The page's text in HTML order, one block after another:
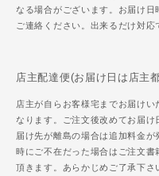
なる場合がございます。お届け
ご連絡ください。出来るだけ対応
店主配達便(お届け日は店主
店主が自らお客様宅までお届け
なります。ご注文後改めてお届
届け先が離島の場合は追加料金
時にご不在だった場合はご注文
頂きます。あらかじめご了承下さ